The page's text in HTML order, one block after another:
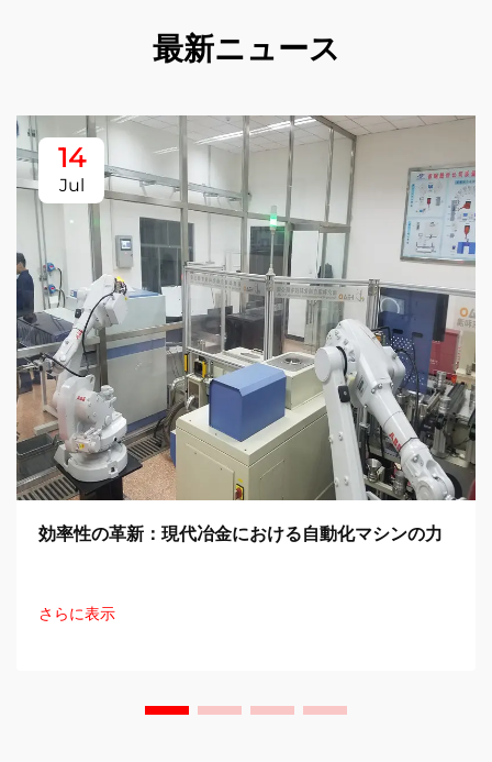
最新ニュース
14
Jul
効率性の革新：現代冶金における自動化マシンの力
さらに表示